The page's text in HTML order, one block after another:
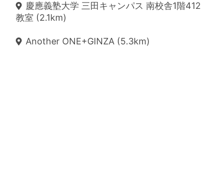
慶應義塾大学 三田キャンパス 南校舎1階412
教室 (2.1km)
Another ONE+GINZA (5.3km)